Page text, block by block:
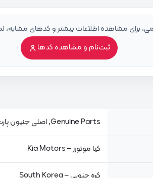
برای مشاهده اطلاعات بیشتر و کدهای مشابه،
ثبت‌نام و مشاهده کدها
Genuine Parts, اصلی جنیون پارت
کیا موتورز – Kia Motors
کره جنوبی – South Korea